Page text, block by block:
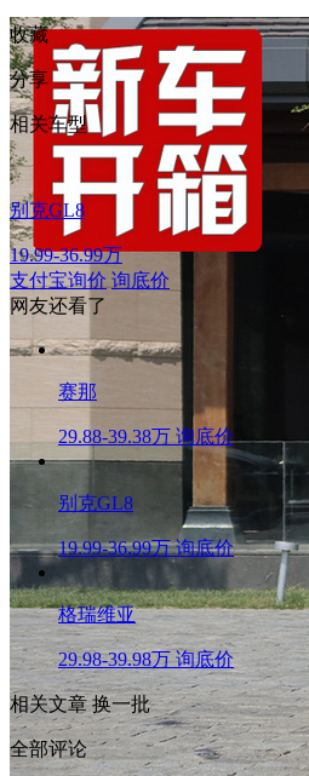
收藏
分享
相关车型
别克GL8
19.99-36.99万
支付宝询价 询底价
网友还看了
赛那
29.88-39.38万 询底价
别克GL8
19.99-36.99万 询底价
格瑞维亚
29.98-39.98万 询底价
相关文章换一批
全部评论